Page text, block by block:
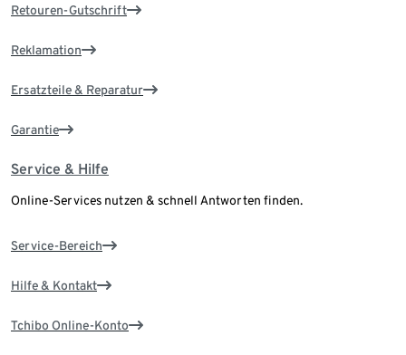
Retouren-Gutschrift
Reklamation
Ersatzteile & Reparatur
Garantie
Service & Hilfe
Online-Services nutzen & schnell Antworten finden.
Service-Bereich
Hilfe & Kontakt
Tchibo Online-Konto